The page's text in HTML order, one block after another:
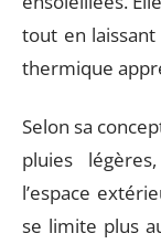
tout en
thermique
Selon sa
pluies
l’espace
se limite plus